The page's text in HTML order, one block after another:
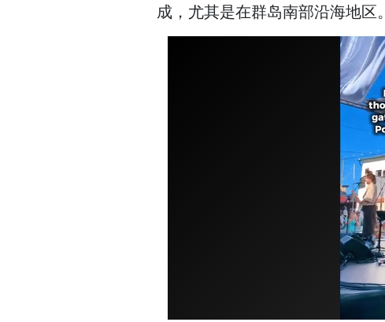
成，尤其是在群岛南部沿海地区。